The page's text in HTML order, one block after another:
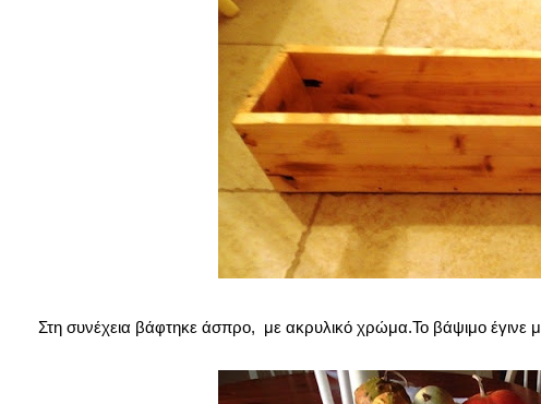
Στη συνέχεια βάφτηκε άσπρο, με ακρυλικό χρώμα.Το βάψιμο έγινε